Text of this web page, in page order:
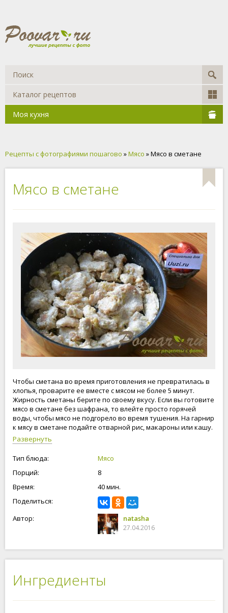
Каталог рецептов
Моя кухня
Рецепты с фотографиями пошагово »Мясо » Мясо в сметане
Мясо в сметане
Чтобы сметана во время приготовления не превратилась в
хлопья, проварите ее вместе с мясом не более 5 минут.
Жирность сметаны берите по своему вкусу. Если вы готовите
мясо в сметане без шафрана, то влейте просто горячей
воды, чтобы мясо не подгорело во время тушения. На гарнир
к мясу в сметане подайте отварной рис, макароны или кашу.
Для этого рецепта можно взять куриную грудку или мясо
индейки. На нашем сайте вы найдете еще очень, много
простых и доступных рецептов.
Развернуть
Тип блюда:
Мясо
Порций:
8
Время:
40 мин.
Поделиться:
Автор:
natasha
27.04.2016
Ингредиенты